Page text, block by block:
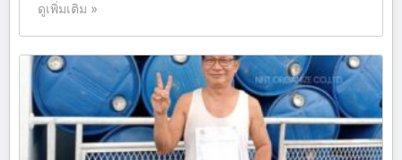
ดูเพิ่มเติม »